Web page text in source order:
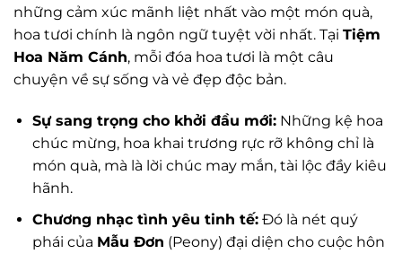
những cảm xúc mãnh liệt nhất vào một món quà,
hoa tươi chính là ngôn ngữ tuyệt vời nhất. Tại Tiệm
Hoa Năm Cánh, mỗi đóa hoa tươi là một câu
chuyện về sự sống và vẻ đẹp độc bản.
Sự sang trọng cho khởi đầu mới:Những kệ hoa
chúc mừng, hoa khai trương rực rỡ không chỉ là
món quà, mà là lời chúc may mắn, tài lộc đầy kiêu
hãnh.
Chương nhạc tình yêu tinh tế:Đó là nét quý
phái của Mẫu Đơn (Peony) đại diện cho cuộc hôn